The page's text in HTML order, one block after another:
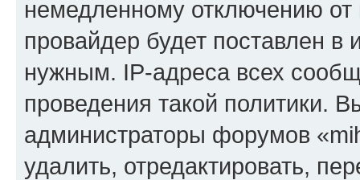
немедленному отключению
провайдер будет поставлен в
нужным. IP-адреса всех
проведения такой политики.
администраторы форумов
удалить, отредактировать,